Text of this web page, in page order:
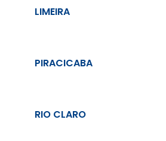
LIMEIRA
PIRACICABA
RIO CLARO